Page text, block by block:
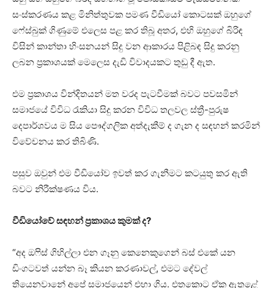
සංස්කරණය කළ මිනිත්තුවක පමණ වීඩියෝ කොටසක් ඔහුගේ
ෆේස්බුක් ගිණුමේ එලෙස පළ කර තිබූ අතර, එහි ඔහුගේ බිරිඳ
විසින් කාන්තා හිංසනයන් සිදු වන ආකාරය පිළිබඳ සිදු කරනු
ලබන ප්‍රකාශයක් මෙලෙස දැඩි විවාදයකට තුඩු දී ඇත.
එම ප්‍රකාශය වින්දිතයන් මත වරද පැටවීමක් බවට පවසමින්
සමාජයේ විවිධ රැකියා සිදු කරන විවිධ තලවල ස්ත්‍රී-පුරුෂ
දෙපාර්ශවය ම සිය පෞද්ගලික අත්දැකීම් ද ගැන ද සඳහන් කරමින්
විවේචනය කර තිබිණි.
පසුව ඔවුන් එම වීඩියෝව ඉවත් කර ගැනීමට කටයුතු කර ඇති
බවට නිරීක්ෂණය විය.
වීඩියෝවේ සඳහන් ප්‍රකාශය කුමක් ද?
“අද ඔෆිස් ගිහිල්ලා එන ගෑනු කෙනෙකුගෙන් බස් එකේ යන
ඩිංගටවත් යන්න බෑ කියන කරණාවල්, එමට දේවල්
තියෙනවානේ අපේ සමාජයෙන් එහා ගිය. එතකොට ඒක ඇතුළේ